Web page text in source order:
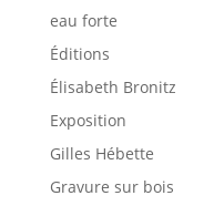
eau forte
Éditions
Élisabeth Bronitz
Exposition
Gilles Hébette
Gravure sur bois